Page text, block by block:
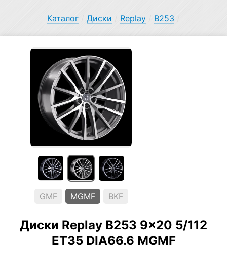
Каталог Диски Replay B253
GMF MGMF BKF
Диски Replay B253 9×20 5/112
ET35 DIA66.6 MGMF